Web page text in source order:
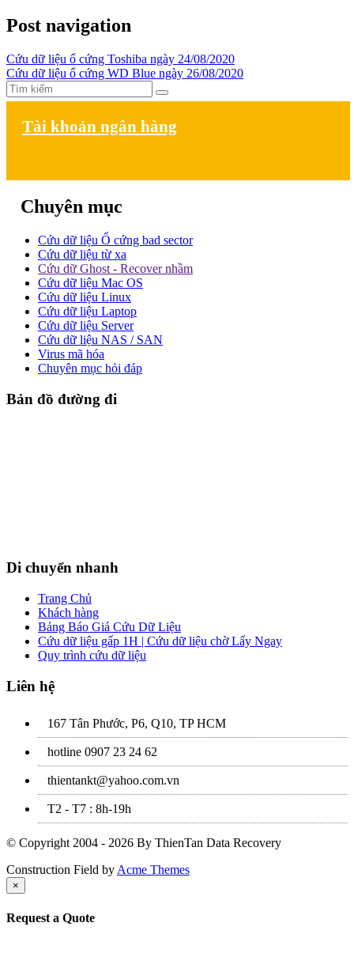
Post navigation
Cứu dữ liệu ổ cứng Toshiba ngày 24/08/2020
Cứu dữ liệu ổ cứng WD Blue ngày 26/08/2020
Tài khoản ngân hàng
Chuyên mục
Cứu dữ liệu Ổ cứng bad sector
Cứu dữ liệu từ xa
Cứu dữ Ghost - Recover nhầm
Cứu dữ liệu Mac OS
Cứu dữ liệu Linux
Cứu dữ liệu Laptop
Cứu dữ liệu Server
Cứu dữ liệu NAS / SAN
Virus mã hóa
Chuyên mục hỏi đáp
Bản đồ đường đi
Di chuyển nhanh
Trang Chủ
Khách hàng
Bảng Báo Giá Cứu Dữ Liệu
Cứu dữ liệu gấp 1H | Cứu dữ liệu chờ Lấy Ngay
Quy trình cứu dữ liệu
Liên hệ
167 Tân Phước, P6, Q10, TP HCM
hotline 0907 23 24 62
thientankt@yahoo.com.vn
T2 - T7 : 8h-19h
© Copyright 2004 - 2026 By ThienTan Data Recovery
Construction Field byAcme Themes
×
Request a Quote